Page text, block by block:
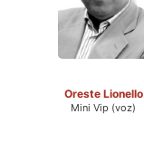
Oreste Lionello
Mini Vip (voz)